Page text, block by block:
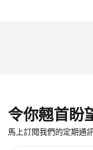
令你翹首盼
馬上訂閱我們的定期通